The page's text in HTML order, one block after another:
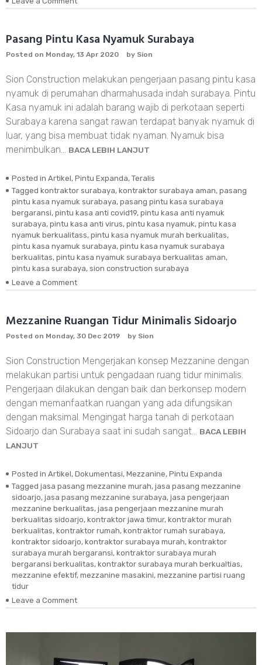
Nyamuk
Oakwood
Citraland
Pasang Pintu Kasa Nyamuk Surabaya
Posted on Monday, 13 Apr 2020 by Sion
Sion Construction melakukan pengerjaan pasang pintu kasa
nyamuk di perumahan dharmahusada indah surabaya. Pintu
Kasa nyamuk ini adalah barang wajib di perkotaan seperti
Surabaya karena sangat rawan terdapat banyak nyamuk di
luar, yang bisa membuat tidak nyaman. Nyamuk bisa
menimbulkan… BACA LEBIH LANJUT
Posted in Artikel, Pintu Expanda, Teralis
Tagged kontraktor surabaya, kontraktor surabaya aman, pasang
pintu kasa nyamuk surabaya, pasang pintu kasa surabaya
bergaransi, pintu kasa anti covid19, pintu kasa anti nyamuk
surabaya, pintu kasa anti virus, pintu kasa nyamuk, pintu kasa
nyamuk berkualitass, pintu kasa nyamuk murah berkualitas,
pintu kasa nyamuk surabaya, pintu kasa nyamuk surabaya
berkualitas, pintu kasa nyamuk surabaya berkualitas aman,
pintu kasa surabaya, sion construction surabaya
Leave a Comment
Nyamuk
Surabaya
Mezzanine Ruangan Tidur Minimalis Sidoarjo
Posted on Monday, 30 Dec 2019 by Sion
Sion Construction Mengerjakan konsep Mezzanine dengan
melakukan partisi untuk pengadaan ruang tidur minimalis.
Pengerjaan dilakukan dengan baik dan berkonsep modern
dengan memanfaatkan ruangan yang ada difungsikan
dengan maksimal. Mengingat harga tanah di perkotaan
Sidoarjo dan Surabaya saat ini sudah sangat… BACA LEBIH
LANJUT
Posted in Artikel, Dokumentasi, Mezzanine, Pintu Expanda
Tagged jasa pasang mezzanine murah, jasa pasang mezzanine
sidoarjo, jasa pasang mezzanine surabaya, jasa pengerjaan
mezzanine berkualitas, jasa pengerjaan mezzanine murah
berkualitas sidoarjo, kontraktor jawa timur, kontraktor murah
berkualitas, kontraktor rumah, kontraktor rumah surabaya,
kontraktor sidoarjo, kontraktor surabaya murah, kontraktor
surabaya murah bergaransi, kontraktor surabaya murah
bergaransi berkualitas, kontraktor surabaya murah berkualtias,
mezzanine efektif, mezzanine masakini, mezzanine partisi ruang
tidur
Leave a Comment
Tidur